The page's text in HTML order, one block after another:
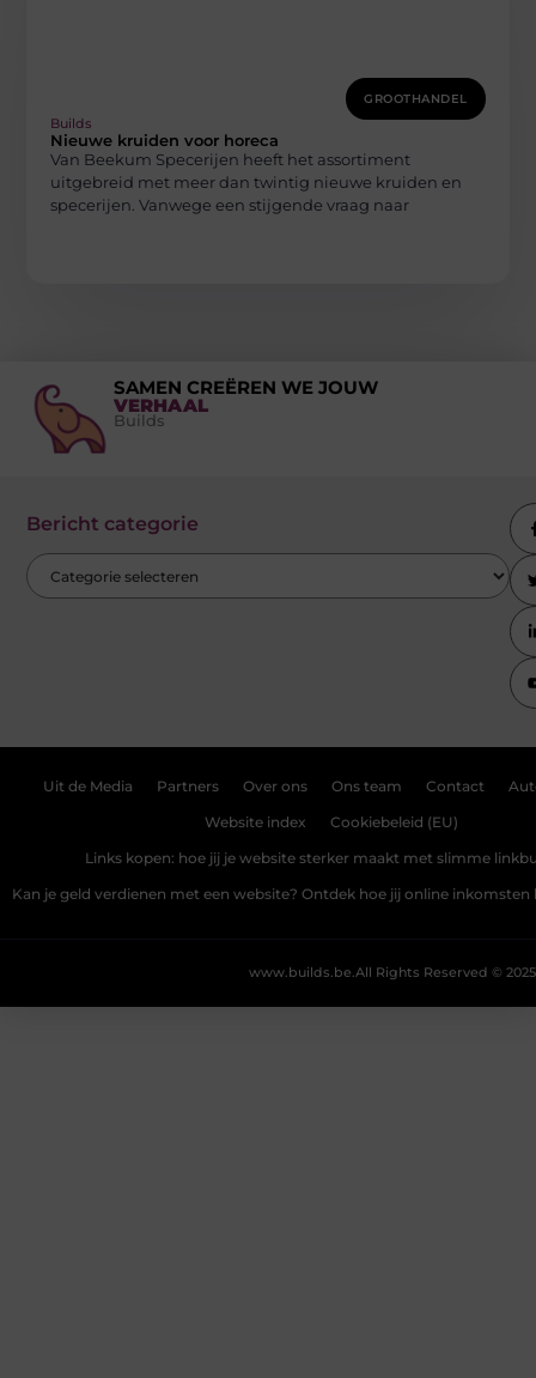
GROOTHANDEL
Builds
Nieuwe kruiden voor horeca
Van Beekum Specerijen heeft het assortiment
uitgebreid met meer dan twintig nieuwe kruiden en
specerijen. Vanwege een stijgende vraag naar
SAMEN CREËREN WE JOUW
VERHAAL
Builds
Bericht categorie
Uit de Media Partners Over ons Ons team Contact
Website index Cookiebeleid (EU)
Links kopen: hoe jij je website sterker maakt met slimme
Kan je geld verdienen met een website? Ontdek hoe jij online
All Rights Reserved © 2025
www.builds.be.